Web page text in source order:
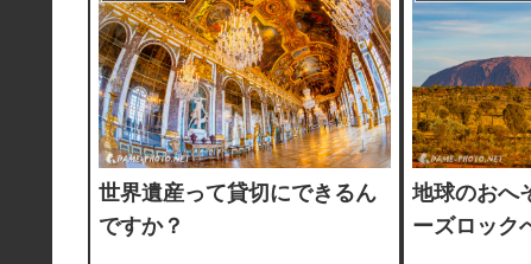
世界遺産って貸切にできるん
ですか？
地球のおへ
ーズロック